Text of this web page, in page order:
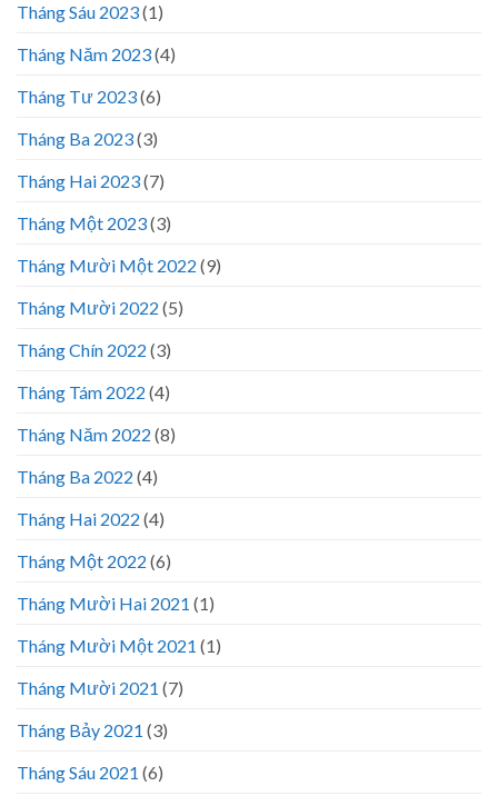
Tháng Sáu 2023(1)
Tháng Năm 2023(4)
Tháng Tư 2023(6)
Tháng Ba 2023(3)
Tháng Hai 2023(7)
Tháng Một 2023(3)
Tháng Mười Một 2022 (9)
Tháng Mười 2022 (5)
Tháng Chín 2022 (3)
Tháng Tám 2022 (4)
Tháng Năm 2022 (8)
Tháng Ba 2022 (4)
Tháng Hai 2022 (4)
Tháng Một 2022 (6)
Tháng Mười Hai 2021 (1)
Tháng Mười Một 2021 (1)
Tháng Mười 2021 (7)
Tháng Bảy 2021 (3)
Tháng Sáu 2021 (6)